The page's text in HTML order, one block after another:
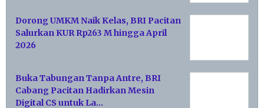
Dorong UMKM Naik Kelas, BRI Pacitan
Salurkan KUR Rp263 M hingga April
2026
Buka Tabungan Tanpa Antre, BRI
Cabang Pacitan Hadirkan Mesin
Digital CS untuk La…